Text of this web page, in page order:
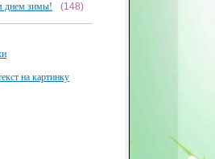
днем зимы! (148)
на картинку